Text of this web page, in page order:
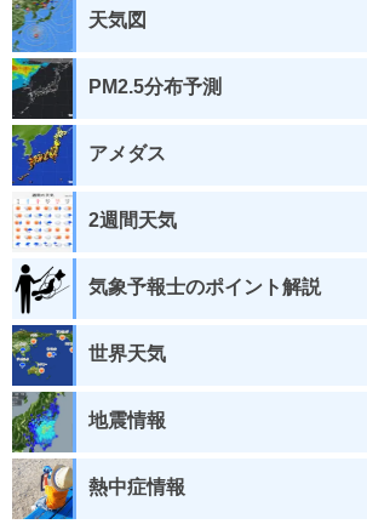
天気図
PM2.5分布予測
アメダス
2週間天気
気象予報士のポイント解説
世界天気
地震情報
熱中症情報